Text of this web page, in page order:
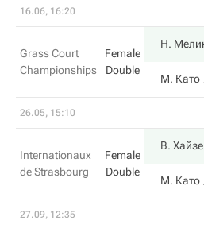
16.06, 16:20
Grass Court
Championships
Female
Double
Н.
М. Като
26.05, 15:10
Internationaux
de Strasbourg
Female
Double
В.
М. Като
27.09, 12:35